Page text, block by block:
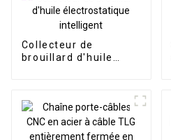
Collecteur de
brouillard d'huile